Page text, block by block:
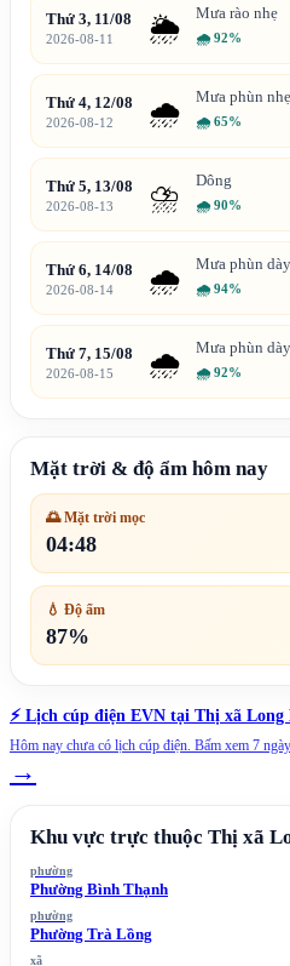
Thứ 3, 11/08
2026-08-11 🌦️ Mưa rào nhẹ
🌧 92%
Thứ 4, 12/08
2026-08-12 🌧️ Mưa phùn nhẹ
🌧 65%
Thứ 5, 13/08
2026-08-13 ⛈️ Dông
🌧 90%
Thứ 6, 14/08
2026-08-14 🌧️ Mưa phùn dày
🌧 94%
Thứ 7, 15/08
2026-08-15 🌧️ Mưa phùn dày
🌧 92%
Mặt trời & độ ẩm hôm nay
🌅 Mặt trời mọc
04:48
💧 Độ ẩm
87%
⚡ Lịch cúp điện EVN tại Thị xã Long
Hôm nay chưa có lịch cúp điện. Bấm xem 7
→
Khu vực trực thuộc Thị xã
phường
Phường Bình Thạnh
phường
Phường Trà Lồng
xã